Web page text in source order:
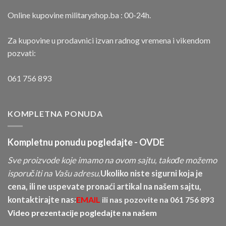
Online kupovine militaryshop.ba : 00-24h.
Za kupovine u prodavnici izvan radnog vremena i vikendom
pozvati:
061 756 893
KOMPLETNA PONUDA
Kompletnu ponudu pogledajte - OVDE
Sve proizvode koje imamo na ovom sajtu, takođe možemo
isporučiti na Vašu adresu.Ukoliko niste sigurni koja je
cena, ili ne uspevate pronaći artikal na našem sajtu,
kontaktirajte nas:EMAIL ili nas pozovite na 061 756 893
Video prezentacije pogledajte na našem